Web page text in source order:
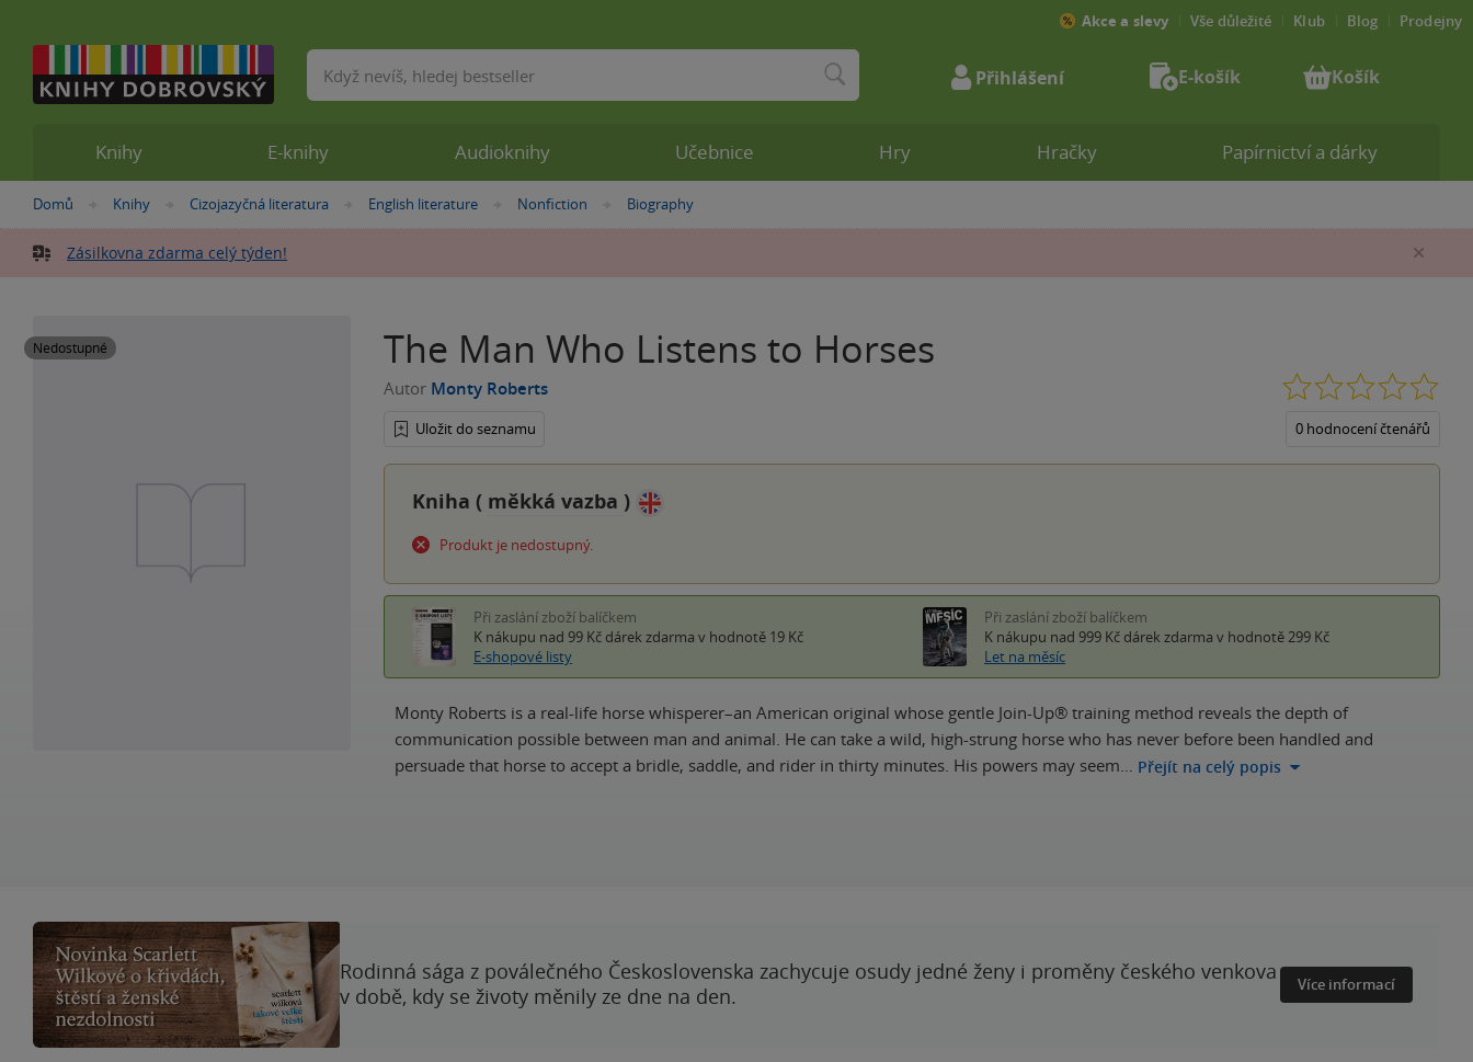
Nacházíte
zde:
Domů »
Knihy »
Cizojazyčná literatura »
English literature »
Nonfiction »
Biography
Zásilkovna zdarma celý týden!
Nedostupné The Man Who Listens to Horses
Autor Monty Roberts
Uložit do seznamu 0 hodnocení čtenářů
Kniha ( měkká vazba )
Produkt je nedostupný.
Při zaslání zboží balíčkem
K nákupu nad 99 Kč dárek zdarma v hodnotě 19 Kč
E-shopové listy
Při zaslání zboží balíčkem
K nákupu nad 999 Kč dárek zdarma v hodnotě 299 Kč
Let na měsíc
Monty Roberts is a real-life horse whisperer–an American original whose gentle Join-Up® training method reveals the depth of
communication possible between man and animal. He can take a wild, high-strung horse who has never before been handled and
persuade that horse to accept a bridle, saddle, and rider in thirty minutes. His powers may seem… Přejít na celý popis
Rodinná sága z poválečného Československa zachycuje osudy jedné ženy i proměny českého venkova
v době, kdy se životy měnily ze dne na den.
Více informací
Knihy E-knihy Audioknihy Učebnice Hry Hračky Papírnictví a dárky
Akce a slevy Vše důležité Klub Blog Prodejny
Vyhledávání Přihlášení E-košík Košík